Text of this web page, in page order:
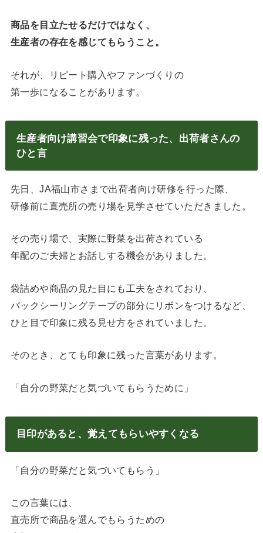
商品を目立たせるだけではなく、
生産者の存在を感じてもらうこと。
それが、リピート購入やファンづくりの
第一歩になることがあります。
生産者向け講習会で印象に残った、出荷者さんの
ひと言
先日、JA福山市さまで出荷者向け研修を行った際、
研修前に直売所の売り場を見学させていただきました。
その売り場で、実際に野菜を出荷されている
年配のご夫婦とお話しする機会がありました。
袋詰めや商品の見た目にも工夫をされており、
バックシーリングテープの部分にリボンをつけるなど、
ひと目で印象に残る見せ方をされていました。
そのとき、とても印象に残った言葉があります。
「自分の野菜だと気づいてもらうために」
目印があると、覚えてもらいやすくなる
「自分の野菜だと気づいてもらう」
この言葉には、
直売所で商品を選んでもらうための